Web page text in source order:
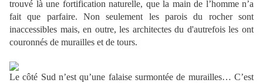
trouvé là une fortification naturelle, que la main de l’homme n’a
fait que parfaire. Non seulement les parois du rocher sont
inaccessibles mais, en outre, les architectes du d'autrefois les ont
couronnés de murailles et de tours.
Le côté Sud n’est qu’une falaise surmontée de murailles… C’est